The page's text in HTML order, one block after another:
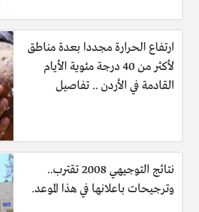
ارتفاع الحرارة مجددا بعدة مناطق
لأكثر من 40 درجة مئوية الأيام
القادمة في الأردن .. تفاصيل
نتائج التوجيهي 2008 تقترب..
وترجيحات باعلانها في هذا الموعد.